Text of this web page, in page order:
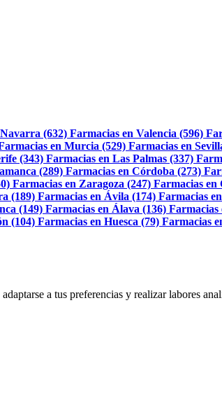
(632) Farmacias en Valencia (596)
en Murcia (529) Farmacias en
(343) Farmacias en Las Palmas (337)
(289) Farmacias en Córdoba (273)
Farmacias en Zaragoza (247) Farmacias en
(189) Farmacias en Ávila (174) Farmacias
(149) Farmacias en Álava (136) Farmacias
(104) Farmacias en Huesca (79) Farmacias
a tus preferencias y realizar labores